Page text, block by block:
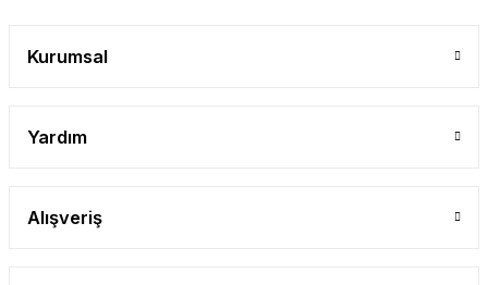
Kurumsal
Yardım
Alışveriş